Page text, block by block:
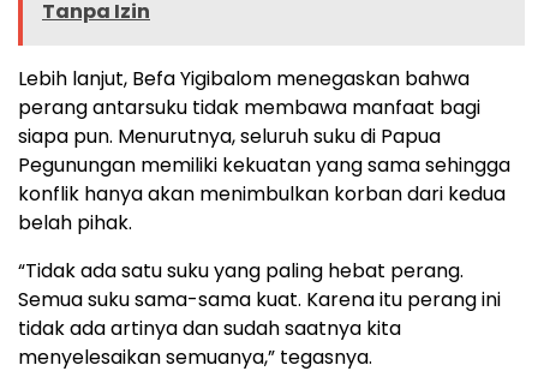
Tanpa Izin
Lebih lanjut, Befa Yigibalom menegaskan bahwa
perang antarsuku tidak membawa manfaat bagi
siapa pun. Menurutnya, seluruh suku di Papua
Pegunungan memiliki kekuatan yang sama sehingga
konflik hanya akan menimbulkan korban dari kedua
belah pihak.
“Tidak ada satu suku yang paling hebat perang.
Semua suku sama-sama kuat. Karena itu perang ini
tidak ada artinya dan sudah saatnya kita
menyelesaikan semuanya,” tegasnya.